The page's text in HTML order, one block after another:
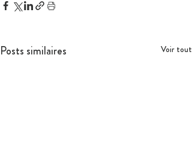
Posts similaires Voir tout